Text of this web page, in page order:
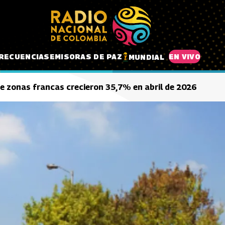
EMISORAS DE PAZ MUNDIAL EN VIVO
zonas francas crecieron 35,7% en abril de 2026